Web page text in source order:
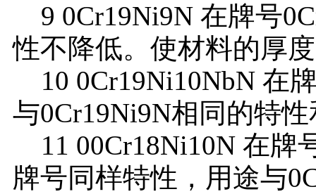
9 0Cr19Ni9N 在牌号
性不降低。使材料的厚
10 0Cr19Ni10NbN 在
与0Cr19Ni9N相同的特
11 00Cr18Ni10N 在牌
牌号同样特性，用途与